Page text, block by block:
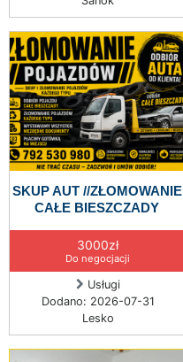
SKUP AUT //ZŁOMOWANIE
CAŁE BIESZCZADY
3000zł
Do negocjacji
Usługi
Dodano: 2026-07-31
Lesko